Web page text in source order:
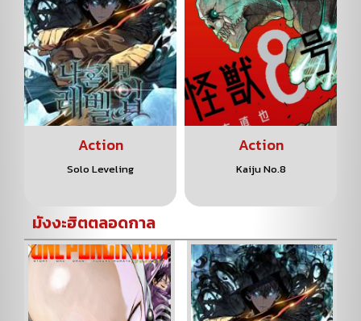
Action
Solo Leveling
Action
Kaiju No.8
มังงะฮิตตลอดกาล